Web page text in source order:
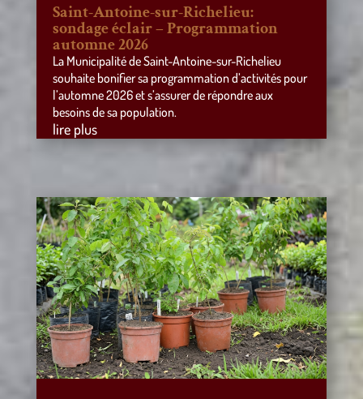
Saint-Antoine-sur-Richelieu:
sondage éclair – Programmation
automne 2026
La Municipalité de Saint-Antoine-sur-Richelieu
souhaite bonifier sa programmation d’activités pour
l’automne 2026 et s’assurer de répondre aux
besoins de sa population.
lire plus